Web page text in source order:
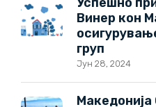
Винер кон
груп
Јун 28, 2024